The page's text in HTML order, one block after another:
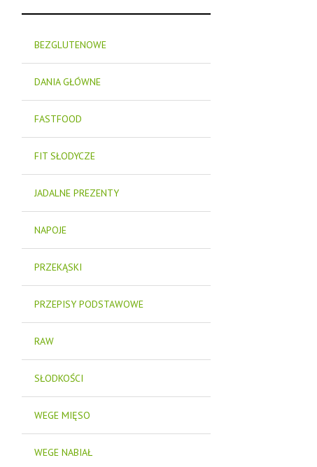
BEZGLUTENOWE
DANIA GŁÓWNE
FASTFOOD
FIT SŁODYCZE
JADALNE PREZENTY
NAPOJE
PRZEKĄSKI
PRZEPISY PODSTAWOWE
RAW
SŁODKOŚCI
WEGE MIĘSO
WEGE NABIAŁ